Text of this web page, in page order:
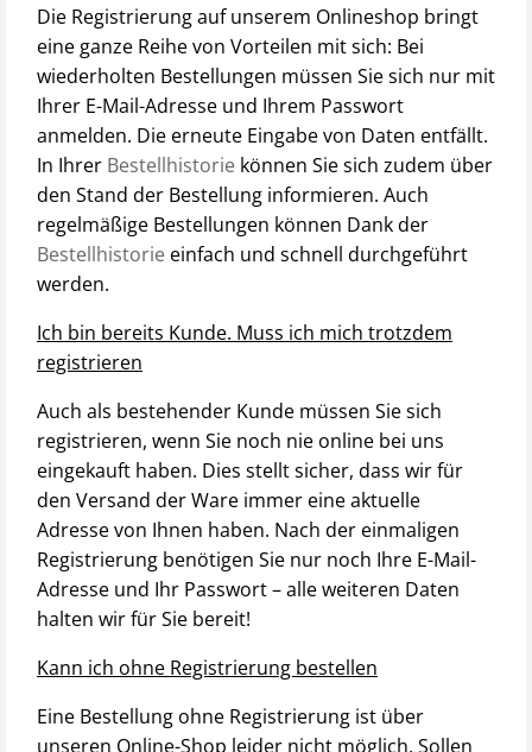
Die Registrierung auf unserem Onlineshop bringt
eine ganze Reihe von Vorteilen mit sich: Bei
wiederholten Bestellungen müssen Sie sich nur mit
Ihrer E-Mail-Adresse und Ihrem Passwort
anmelden. Die erneute Eingabe von Daten entfällt.
In Ihrer Bestellhistorie können Sie sich zudem über
den Stand der Bestellung informieren. Auch
regelmäßige Bestellungen können Dank der
Bestellhistorie einfach und schnell durchgeführt
werden.
Ich bin bereits Kunde. Muss ich mich trotzdem
registrieren
Auch als bestehender Kunde müssen Sie sich
registrieren, wenn Sie noch nie online bei uns
eingekauft haben. Dies stellt sicher, dass wir für
den Versand der Ware immer eine aktuelle
Adresse von Ihnen haben. Nach der einmaligen
Registrierung benötigen Sie nur noch Ihre E-Mail-
Adresse und Ihr Passwort – alle weiteren Daten
halten wir für Sie bereit!
Kann ich ohne Registrierung bestellen
Eine Bestellung ohne Registrierung ist über
unseren Online-Shop leider nicht möglich. Sollen